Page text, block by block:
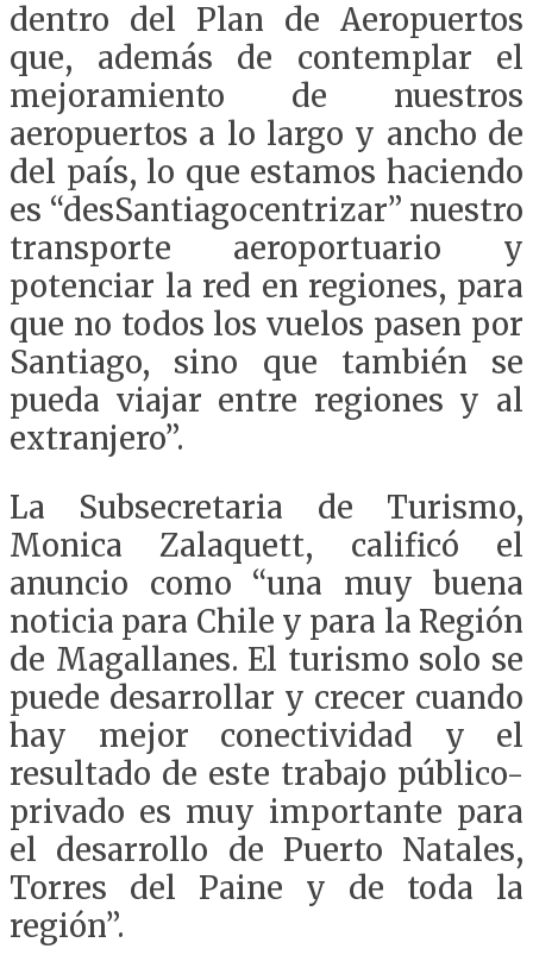
dentro del Plan de Aeropuertos
que, además de contemplar el
mejoramiento de nuestros
aeropuertos a lo largo y ancho de
del país, lo que estamos haciendo
es “desSantiagocentrizar” nuestro
transporte aeroportuario y
potenciar la red en regiones, para
que no todos los vuelos pasen por
Santiago, sino que también se
pueda viajar entre regiones y al
extranjero”.
La Subsecretaria de Turismo,
Monica Zalaquett, calificó el
anuncio como “una muy buena
noticia para Chile y para la Región
de Magallanes. El turismo solo se
puede desarrollar y crecer cuando
hay mejor conectividad y el
resultado de este trabajo público-
privado es muy importante para
el desarrollo de Puerto Natales,
Torres del Paine y de toda la
región”.